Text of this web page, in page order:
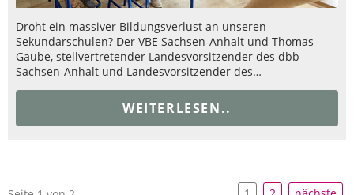
Droht ein massiver Bildungsverlust an unseren
Sekundarschulen? Der VBE Sachsen-Anhalt und Thomas
Gaube, stellvertretender Landesvorsitzender des dbb
Sachsen-Anhalt und Landesvorsitzender des…
WEITERLESEN..